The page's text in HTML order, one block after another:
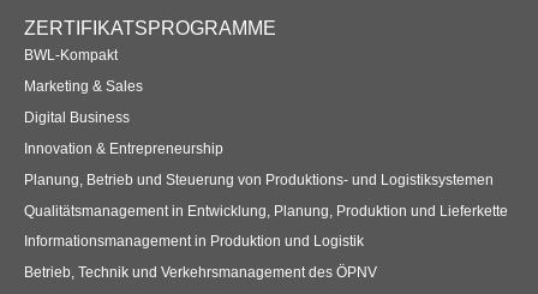
ZERTIFIKATSPROGRAMME
BWL-Kompakt
Marketing & Sales
Digital Business
Innovation & Entrepreneurship
Planung, Betrieb und Steuerung von Produktions- und Logistiksystemen
Qualitätsmanagement in Entwicklung, Planung, Produktion und Lieferkette
Informationsmanagement in Produktion und Logistik
Betrieb, Technik und Verkehrsmanagement des ÖPNV